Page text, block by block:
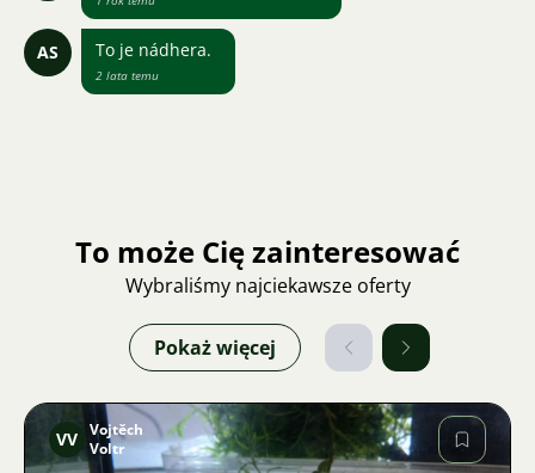
AS To je nádhera.
2 lata temu
To może Cię zainteresować
Wybraliśmy najciekawsze oferty
Pokaż więcej
VV Vojtěch
Voltr